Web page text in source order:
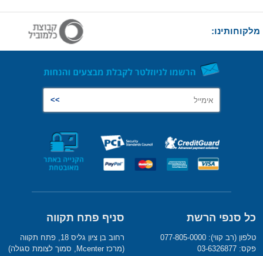
מלקוחותינו:
כל סנפי הרשת
טלפון (רב קווי): 077-805-0000
פקס: 03-6326877
סניף פתח תקווה
רחוב בן ציון גליס 18, פתח תקווה
(מרכז Mcenter, סמוך לצומת סגולה)